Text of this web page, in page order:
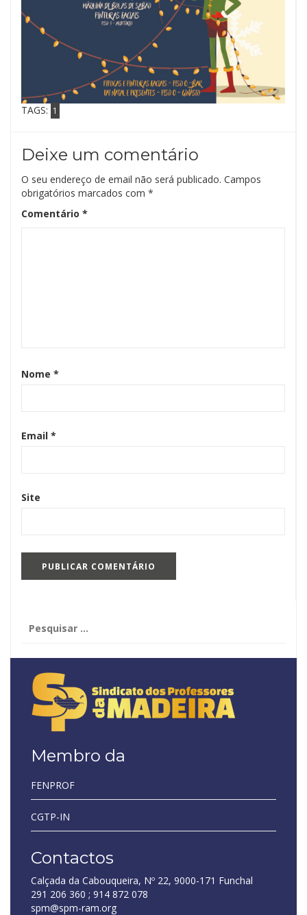
TAGS: 1
Deixe um comentário
O seu endereço de email não será publicado. Campos
obrigatórios marcados com *
Comentário *
Nome *
Email *
Site
por:
Membro da
FENPROF
CGTP-IN
Contactos
Calçada da Cabouqueira, Nº 22, 9000-171 Funchal
291 206 360 ; 914 872 078
spm@spm-ram.org